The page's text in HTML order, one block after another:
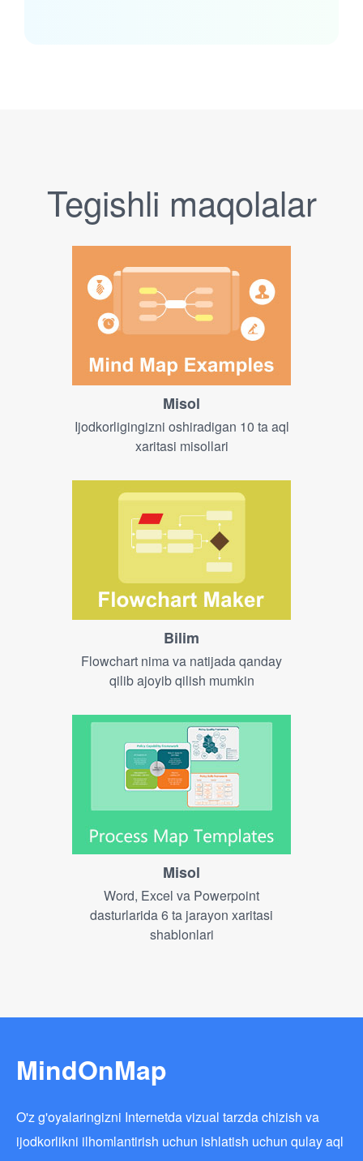
Tegishli maqolalar
Misol
Ijodkorligingizni oshiradigan 10 ta aql
xaritasi misollari
Bilim
Flowchart nima va natijada qanday
qilib ajoyib qilish mumkin
Misol
Word, Excel va Powerpoint
dasturlarida 6 ta jarayon xaritasi
shablonlari
MindOnMap
O'z g'oyalaringizni Internetda vizual tarzda chizish va
ijodkorlikni ilhomlantirish uchun ishlatish uchun qulay aql